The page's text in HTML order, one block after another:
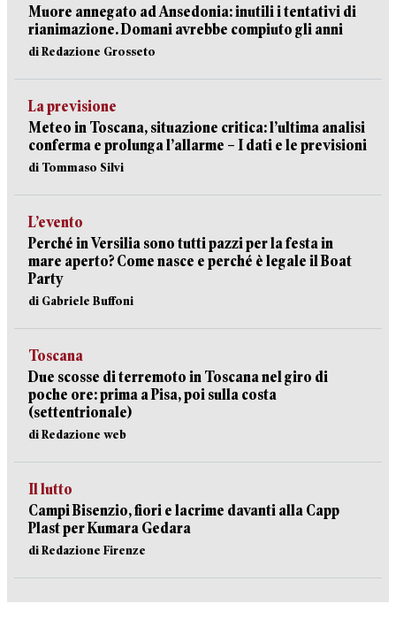
Muore annegato ad Ansedonia: inutili i tentativi di
rianimazione. Domani avrebbe compiuto gli anni
di Redazione Grosseto
La previsione
Meteo in Toscana, situazione critica: l’ultima analisi
conferma e prolunga l’allarme – I dati e le previsioni
di Tommaso Silvi
L’evento
Perché in Versilia sono tutti pazzi per la festa in
mare aperto? Come nasce e perché è legale il Boat
Party
di Gabriele Buffoni
Toscana
Due scosse di terremoto in Toscana nel giro di
poche ore: prima a Pisa, poi sulla costa
(settentrionale)
di Redazione web
Il lutto
Campi Bisenzio, fiori e lacrime davanti alla Capp
Plast per Kumara Gedara
di Redazione Firenze